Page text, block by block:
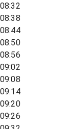
08:32
08:38
08:44
08:50
08:56
09:02
09:08
09:14
09:20
09:26